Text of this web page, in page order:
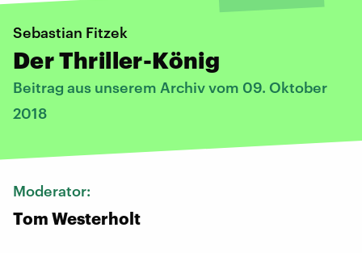
Sebastian Fitzek
Der Thriller-König
Beitrag aus unserem Archiv vom 09. Oktober
2018
Moderator:
Tom Westerholt